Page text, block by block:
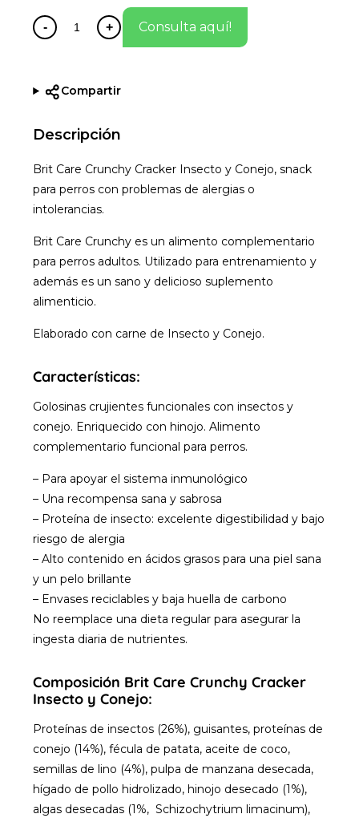
- + Consulta aquí!
Compartir
Descripción
Brit Care Crunchy Cracker Insecto y Conejo, snack
para perros con problemas de alergias o
intolerancias.
Brit Care Crunchy es un alimento complementario
para perros adultos. Utilizado para entrenamiento y
además es un sano y delicioso suplemento
alimenticio.
Elaborado con carne de Insecto y Conejo.
Características:
Golosinas crujientes funcionales con insectos y
conejo. Enriquecido con hinojo. Alimento
complementario funcional para perros.
– Para apoyar el sistema inmunológico
– Una recompensa sana y sabrosa
– Proteína de insecto: excelente digestibilidad y bajo
riesgo de alergia
– Alto contenido en ácidos grasos para una piel sana
y un pelo brillante
– Envases reciclables y baja huella de carbono
No reemplace una dieta regular para asegurar la
ingesta diaria de nutrientes.
Composición Brit Care Crunchy Cracker
Insecto y Conejo:
Proteínas de insectos (26%), guisantes, proteínas de
conejo (14%), fécula de patata, aceite de coco,
semillas de lino (4%), pulpa de manzana desecada,
hígado de pollo hidrolizado, hinojo desecado (1%),
algas desecadas (1%, Schizochytrium limacinum),